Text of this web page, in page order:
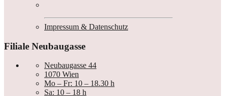
Impressum & Datenschutz
Filiale Neubaugasse
Neubaugasse 44
1070 Wien
Mo – Fr: 10 – 18.30 h
Sa: 10 – 18 h